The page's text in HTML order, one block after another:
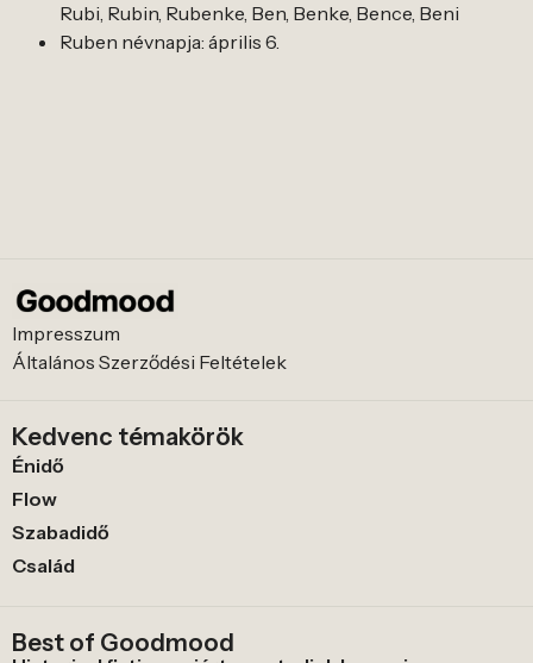
Rubi, Rubin, Rubenke, Ben, Benke, Bence, Beni
Ruben névnapja: április 6.
Impresszum
Általános Szerződési Feltételek
Kedvenc témakörök
Énidő
Flow
Szabadidő
Család
Best of Goodmood